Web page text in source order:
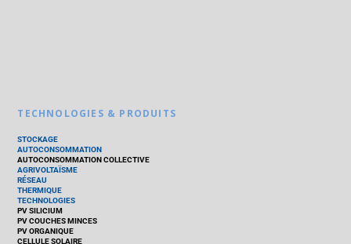
TECHNOLOGIES & PRODUITS
STOCKAGE
AUTOCONSOMMATION
AUTOCONSOMMATION COLLECTIVE
AGRIVOLTAÏSME
RÉSEAU
THERMIQUE
TECHNOLOGIES
PV SILICIUM
PV COUCHES MINCES
PV ORGANIQUE
CELLULE SOLAIRE